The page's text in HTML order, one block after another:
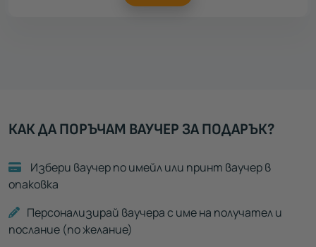
КАК ДА ПОРЪЧАМ ВАУЧЕР ЗА ПОДАРЪК?
Избери ваучер по имейл или принт ваучер в
опаковка
Персонализирай ваучера с име на получател и
послание (по желание)